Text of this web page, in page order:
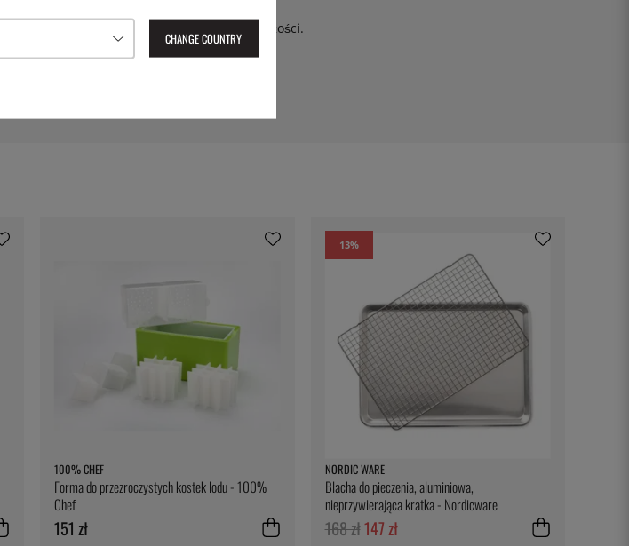
dają prawdziwy, cytrusowy cios.
i gwarantuje, że każdy łyk jest pełen świeżości.
lemoniadowych.
100% CHEF
Forma do przezroczystych kostek lodu - 100%
Chef
151 zł
13%
NORDIC WARE
Blacha do pieczenia, aluminiowa,
nieprzywierająca kratka - Nordicware
168 zł147 zł
CHANGE COUNTRY